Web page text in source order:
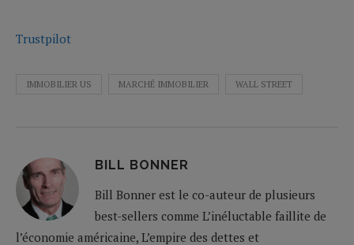
Trustpilot
IMMOBILIER US MARCHÉ IMMOBILIER WALL STREET
BILL BONNER
Bill Bonner est le co-auteur de plusieurs
best-sellers comme L’inéluctable faillite de
l’économie américaine, L’empire des dettes et